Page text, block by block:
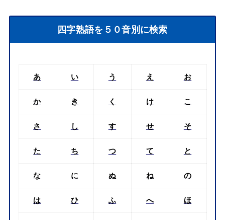
四字熟語を５０音別に検索
あ い う え お
か き く け こ
さ し す せ そ
た ち つ て と
な に ぬ ね の
は ひ ふ へ ほ